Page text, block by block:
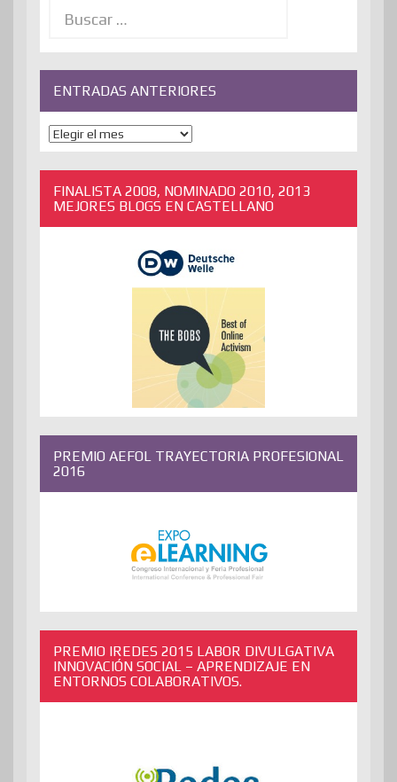
ENTRADAS ANTERIORES
ENTRADAS
ANTERIORES
FINALISTA 2008, NOMINADO 2010, 2013
MEJORES BLOGS EN CASTELLANO
PREMIO AEFOL TRAYECTORIA PROFESIONAL
2016
PREMIO IREDES 2015 LABOR DIVULGATIVA
INNOVACIÓN SOCIAL – APRENDIZAJE EN
ENTORNOS COLABORATIVOS.